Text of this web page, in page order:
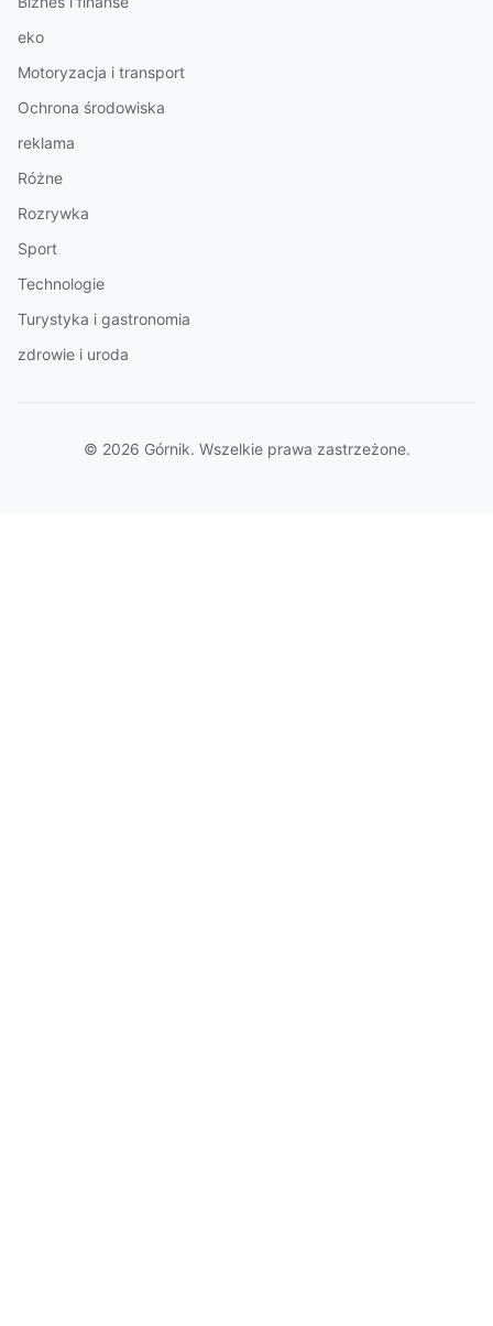
eko
Motoryzacja i transport
Ochrona środowiska
reklama
Różne
Rozrywka
Sport
Technologie
Turystyka i gastronomia
zdrowie i uroda
© 2026 Górnik. Wszelkie prawa zastrzeżone.